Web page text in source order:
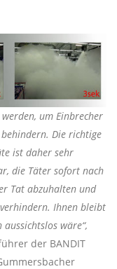
um Einbrecher
Die richtige
ist daher sehr
die Täter sofort nach
Tat abzuhalten und
Ihnen bleibt
wäre“,
der BANDIT